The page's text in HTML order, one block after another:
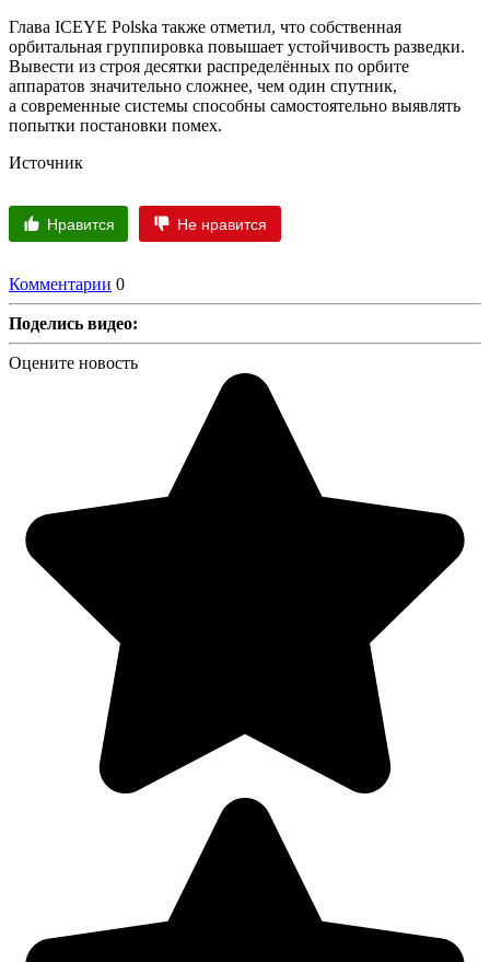
Глава ICEYE Polska также отметил, что собственная
орбитальная группировка повышает устойчивость разведки.
Вывести из строя десятки распределённых по орбите
аппаратов значительно сложнее, чем один спутник,
а современные системы способны самостоятельно выявлять
попытки постановки помех.
Источник
Нравится Не нравится
Комментарии 0
Поделись видео:
Оцените новость